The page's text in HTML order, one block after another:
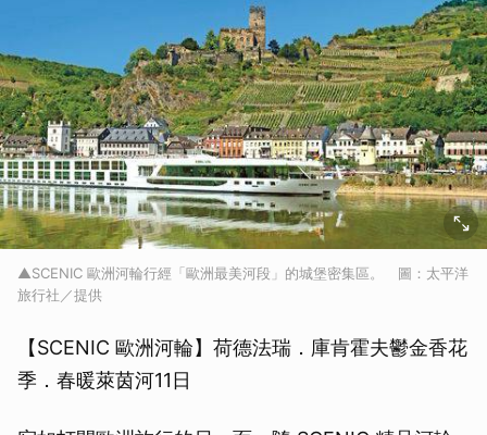
▲SCENIC 歐洲河輪行經「歐洲最美河段」的城堡密集區。 圖：太平洋
旅行社／提供
【SCENIC 歐洲河輪】荷德法瑞．庫肯霍夫鬱金香花
季．春暖萊茵河11日